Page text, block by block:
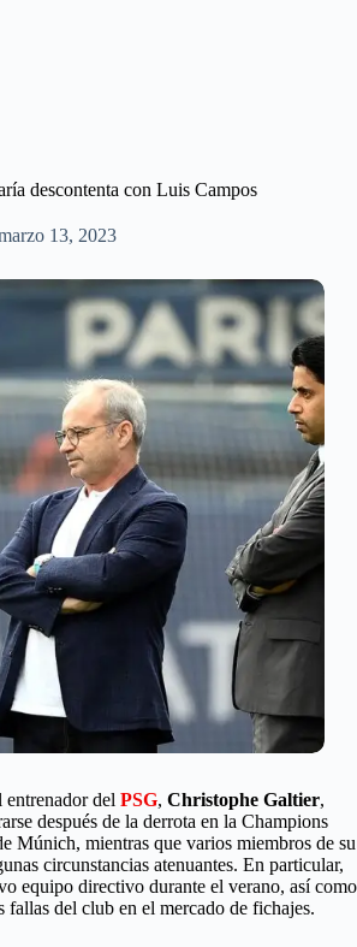
descontenta con Luis Campos
13, 2023
del PSG, Christophe Galtier,
después de la derrota en la Champions
Múnich, mientras que varios miembros de su
circunstancias atenuantes. En particular,
equipo directivo durante el verano, así como
del club en el mercado de fichajes.